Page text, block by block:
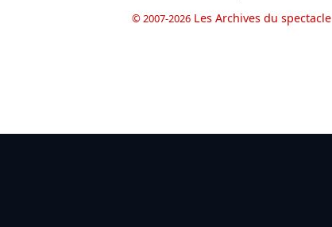
© 2007-2026 Les Archives du spectacle